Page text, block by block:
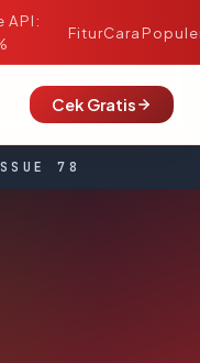
API:
FiturCara
Cek Gratis
78